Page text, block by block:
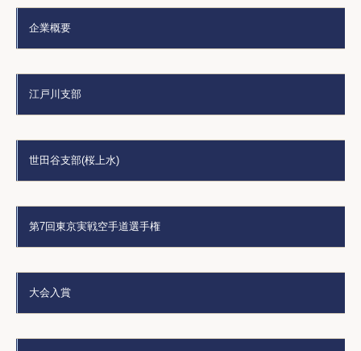
企業概要
江戸川支部
世田谷支部(桜上水)
第7回東京実戦空手道選手権
大会入賞